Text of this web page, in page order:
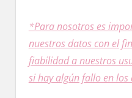
*Para nosotros es
nuestros datos сοn el
fiabilidad a nuestros
ѕi hay algún fallo en los